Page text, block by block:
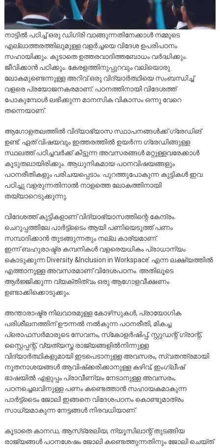
നാട്ടിൽ പഠിച്ച് ഒരു ഡിഗ്രി വാങ്ങുന്നതിനേക്കാൾ നമ്മുടെ
എല്ലാത്തരത്തിലുമുള്ള വളർച്ചയെ വിദേശ ഉപരിപഠനം
സഹായിക്കും. കൂടാതെ ഉത്തരവാദിത്തബോധം വർദ്ധിക്കും.
ജീവിക്കാൻ പഠിക്കും. കേരളത്തിനുപ്പുറവും വലിയൊരു
ലോകമുണ്ടെന്നുള്ള അറിവ് ഒരു വിദ്യാർത്ഥിയെ സംബന്ധിച്ച്
വളരെ പ്രയോജനകരമാണ്. പഠനത്തിനായി വിദേശത്ത്
പോകുമ്പോൾ ലഭിക്കുന്ന മാനസിക വികാസം ഒന്നു വേറെ
തന്നെയാണ്.
ആഗോളതലത്തിൽ വിദ്യാഭ്യാസ സ്ഥാപനങ്ങൾക്ക് ഗ്രേഡിങ്
ഉണ്ട്. ഏത് വിഷയവും ഇത്തരത്തിൽ ഉയർന്ന ഗ്രേഡിങ്ങുള്ള
സ്ഥലത്ത് പഠിച്ചവർക്ക് കിട്ടുന്ന അവസരങ്ങൾ മറ്റുള്ളവരേക്കാൾ
കൂടുതലായിരിക്കും. ആധുനികമായ പഠനവിഷയങ്ങളും
പഠനരീതികളും പരിചയപ്പെടാം. പുറത്തുപോകുന്ന കുട്ടികൾ ഇവ
പഠിച്ചു വളരുന്നതിനാൽ നാളത്തെ ലോകത്തിനായി
തയ്യാറെടുക്കുന്നു.
വിദേശത്ത് കുട്ടികളാണ് വിദ്യാഭ്യാസത്തിന്റെ കേന്ദ്രം.
ചെറുപ്പത്തിലേ പാർട്ട്‌ടൈം ആയി പണിയെടുത്ത് പണം
സമ്പാദിക്കാൻ തുടങ്ങുന്നതും നല്ല കാര്യമാണ്.
ഇന്ന് ബഹുരാഷ്ട്ര കമ്പനികൾ വളരെയധികം പ്രാധാന്യം
കൊടുക്കുന്ന Diversity &Inclusion in Workspace’ എന്ന ലക്ഷ്യത്തിൽ
എത്താനുള്ള അവസരമാണ് വിദേശപഠനം. അതിലൂടെ
ആർജ്ജിക്കുന്ന വ്യക്തിത്വം ഒരു ആഗോളവീക്ഷണം
ഉണ്ടാക്കിക്കൊടുക്കും.
അന്താരാഷ്ട്ര നിലവാരമുള്ള കോഴ്‌സുകൾ, പ്രായോഗിക
പരിശീലനത്തിന് ഊന്നൽ നൽകുന്ന പഠനരീതി, മികച്ച
പ്രൊഫസർമാരുടെ സേവനം, സ്‌കോളർഷിപ്പ്, സ്റ്റുഡന്റ് ഗ്രാന്റ്,
സ്റ്റൈപ്പന്റ്, വ്യത്യസ്ത രാജ്യങ്ങളിൽനിന്നുള്ള
വിദ്യാർത്ഥികളുമായി ഇടപെടാനുള്ള അവസരം, സ്വതന്ത്രമായി
നൂതനാശയങ്ങൾ ആവിഷ്‌ക്കരിക്കാനുള്ള കഴിവ്, ഇംഗ്ലീഷ്
ഭാഷയിൽ എളുപ്പം പ്രാവീണ്യം നേടാനുള്ള അവസരം,
പഠനച്ചെലവിനുള്ള പണം കണ്ടെത്താൻ സഹായകമാകുന്ന
പാർട്ട്‌ടൈം ജോലി ഇങ്ങനെ വിദേശപഠനം കൊണ്ടുമാത്രം
സാധ്യമാകുന്ന നേട്ടങ്ങൾ നിരവധിയാണ്.
കൂടാതെ കാനഡ, ആസ്‌ട്രേലിയ, ന്യൂസിലാന്റ് തുടങ്ങിയ
രാജ്യങ്ങൾ പഠനശേഷം ജോലി കണ്ടെത്തുന്നതിനും ജോലി ചെയ്ത്